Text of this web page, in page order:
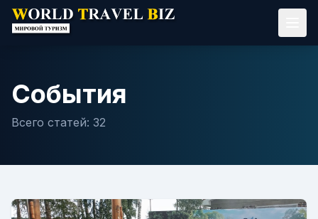
События
Всего статей: 32